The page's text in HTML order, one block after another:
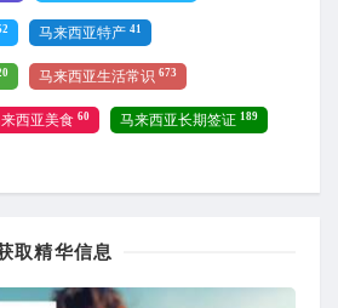
马来西亚特产 41
马来西亚生活常识 673
西亚美食 60 马来西亚长期签证 189
取精华信息